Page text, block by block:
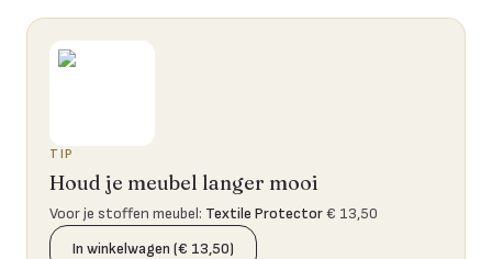
TIP
Houd je meubel langer mooi
Voor je stoffen meubel: Textile Protector€ 13,50
In winkelwagen (€ 13,50)